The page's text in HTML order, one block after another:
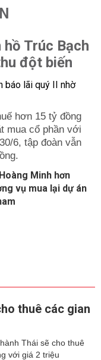
hồ Trúc Bạch
đột biến
hơn 15 tỷ đồng
mua cổ phần với
6, tập đoàn vẫn
Minh hơn
vụ mua lại dự án
thuê các gian
Thái sẽ cho thuê
với giá 2 triệu